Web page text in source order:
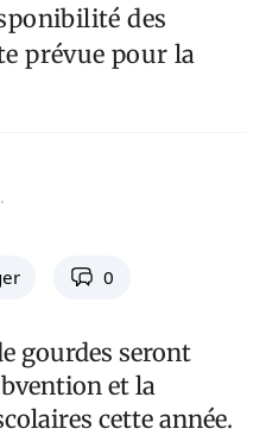
des
prévue pour la
0
gourdes seront
et la
cette année.